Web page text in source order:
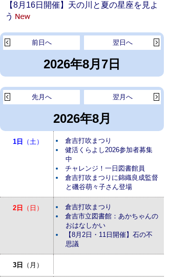
【8月16日開催】天の川と夏の星座を見よ
う
2026年8月7日
翌日へ
前日へ
2026年8月
翌月へ
先月へ
1日 （土）
倉吉打吹まつり
健活くらよし2026参加者募集
中
チャレンジ！一日図書館員
倉吉打吹まつりに錦織良成監督
と磯谷萌々子さん登場
2日 （日）
倉吉打吹まつり
倉吉市立図書館：あかちゃんの
おはなしかい
【8月2日・11日開催】石の不
思議
3日 （月）